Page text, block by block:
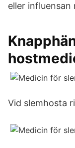
eller influensan
Vid slemhosta